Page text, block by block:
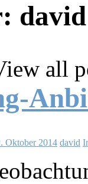
david
all
Oktober 2014 david